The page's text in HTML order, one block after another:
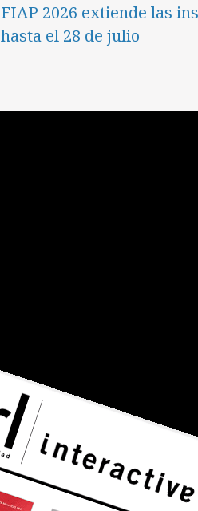
FIAP 2026 extiende las
hasta el 28 de julio